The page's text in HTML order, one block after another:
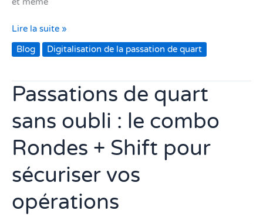
Lire la suite »
Blog Digitalisation de la passation de quart
Passations de quart
sans oubli : le combo
Rondes + Shift pour
sécuriser vos
opérations
Passations
de
quart
sans
oubli
le
Rondes